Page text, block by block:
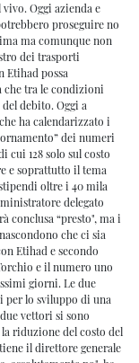
Oggi azienda e
proseguire no
ma comunque non
dei trasporti
possa
che tra le condizioni
debito. Oggi a
ha calendarizzato i
dei numeri
cui 128 solo sul costo
e soprattutto il tema
oltre i 40 mila
delegato
conclusa “presto", ma i
che ci sia
Etihad e secondo
e il numero uno
giorni. Le due
per lo sviluppo di una
vettori si sono
riduzione del costo del
il direttore generale